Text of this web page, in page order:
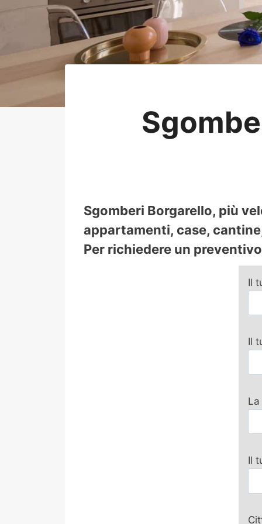
Sgomberi Borgarello, più
appartamenti, case,
Per richiedere un
Il
Il
Il